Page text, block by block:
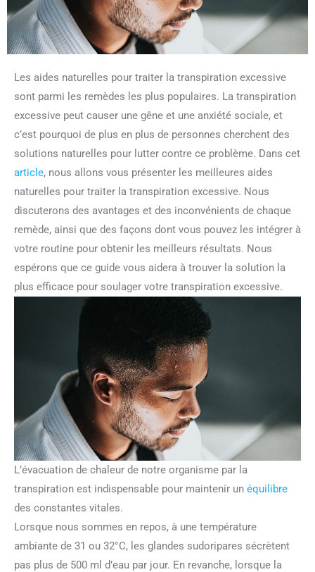
Les aides naturelles pour traiter la transpiration excessive
sont parmi les remèdes les plus populaires. La transpiration
excessive peut causer une gêne et une anxiété sociale, et
c’est pourquoi de plus en plus de personnes cherchent des
solutions naturelles pour lutter contre ce problème. Dans cet
article, nous allons vous présenter les meilleures aides
naturelles pour traiter la transpiration excessive. Nous
discuterons des avantages et des inconvénients de chaque
remède, ainsi que des façons dont vous pouvez les intégrer à
votre routine pour obtenir les meilleurs résultats. Nous
espérons que ce guide vous aidera à trouver la solution la
plus efficace pour soulager votre transpiration excessive.
L’évacuation de chaleur de notre organisme par la
transpiration est indispensable pour maintenir un équilibre
des constantes vitales.
Lorsque nous sommes en repos, à une température
ambiante de 31 ou 32°C, les glandes sudoripares sécrètent
pas plus de 500 ml d’eau par jour. En revanche, lorsque la